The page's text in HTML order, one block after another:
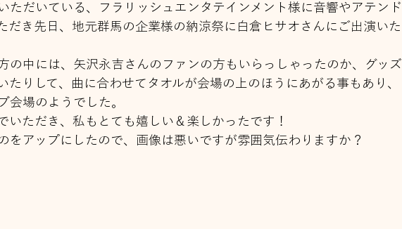
ただいている、フラリッシュエンタテインメント様に音響やアテンド
だき先日、地元群馬の企業様の納涼祭に白倉ヒサオさんにご出演いた
の中には、矢沢永吉さんのファンの方もいらっしゃったのか、グッズ
たりして、曲に合わせてタオルが会場の上のほうにあがる事もあり、
会場のようでした。
いただき、私もとても嬉しい＆楽しかったです！
をアップにしたので、画像は悪いですが雰囲気伝わりますか？